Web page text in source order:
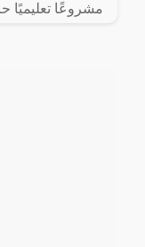
مشروعًا تعليميًا